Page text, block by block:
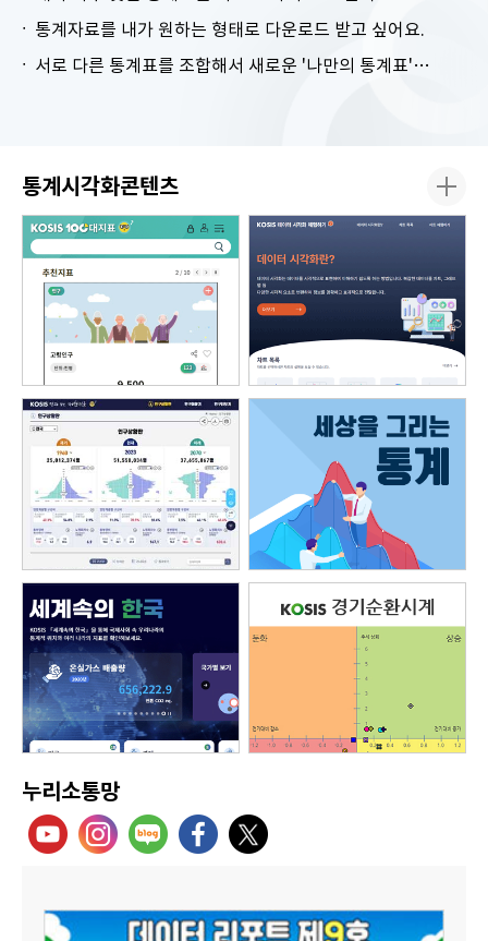
통계자료를 내가 원하는 형태로 다운로드 받고 싶어요.
서로 다른 통계표를 조합해서 새로운 '나만의 통계표'를 만들고 싶어요.
통계시각화콘텐츠
누리소통망